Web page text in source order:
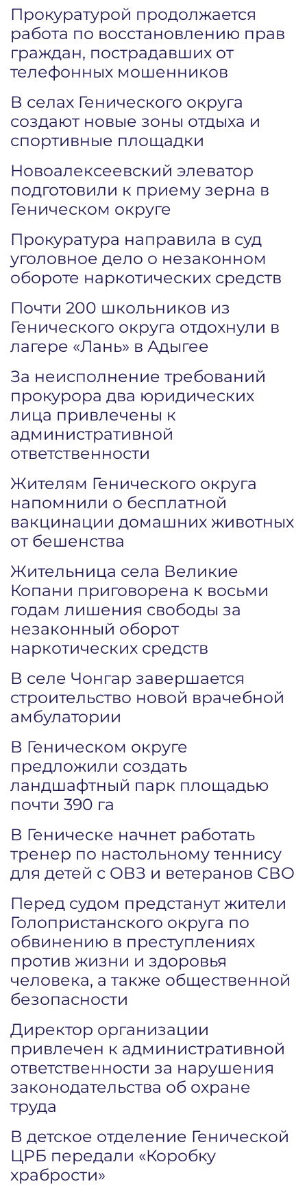
Прокуратурой продолжается
работа по восстановлению прав
граждан, пострадавших от
телефонных мошенников
В селах Генического округа
создают новые зоны отдыха и
спортивные площадки
Новоалексеевский элеватор
подготовили к приему зерна в
Геническом округе
Прокуратура направила в суд
уголовное дело о незаконном
обороте наркотических средств
Почти 200 школьников из
Генического округа отдохнули в
лагере «Лань» в Адыгее
За неисполнение требований
прокурора два юридических
лица привлечены к
административной
ответственности
Жителям Генического округа
напомнили о бесплатной
вакцинации домашних животных
от бешенства
Жительница села Великие
Копани приговорена к восьми
годам лишения свободы за
незаконный оборот
наркотических средств
В селе Чонгар завершается
строительство новой врачебной
амбулатории
В Геническом округе
предложили создать
ландшафтный парк площадью
почти 390 га
В Геническе начнет работать
тренер по настольному теннису
для детей с ОВЗ и ветеранов СВО
Перед судом предстанут жители
Голопристанского округа по
обвинению в преступлениях
против жизни и здоровья
человека, а также общественной
безопасности
Директор организации
привлечен к административной
ответственности за нарушения
законодательства об охране
труда
В детское отделение Генической
ЦРБ передали «Коробку
храбрости»